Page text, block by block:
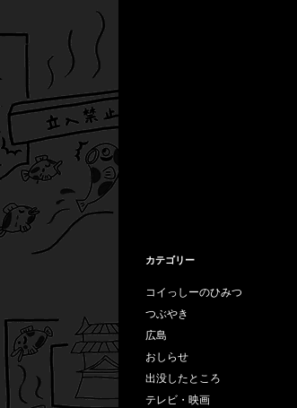
カテゴリー
コイっしーのひみつ
つぶやき
広島
おしらせ
出没したところ
テレビ・映画